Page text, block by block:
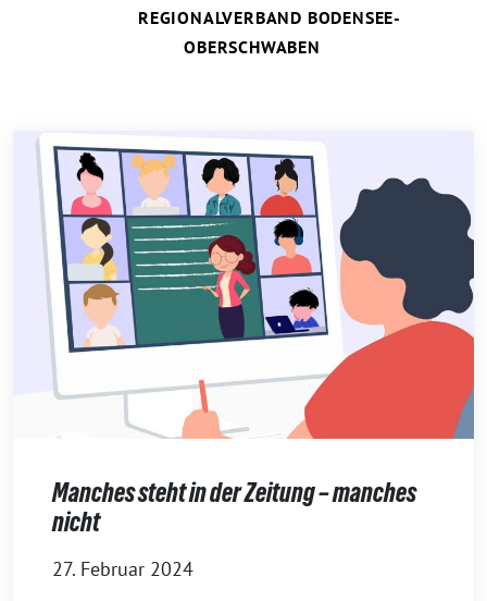
REGIONALVERBAND BODENSEE-
OBERSCHWABEN
Manches steht in der Zeitung – manches
nicht
27. Februar 2024